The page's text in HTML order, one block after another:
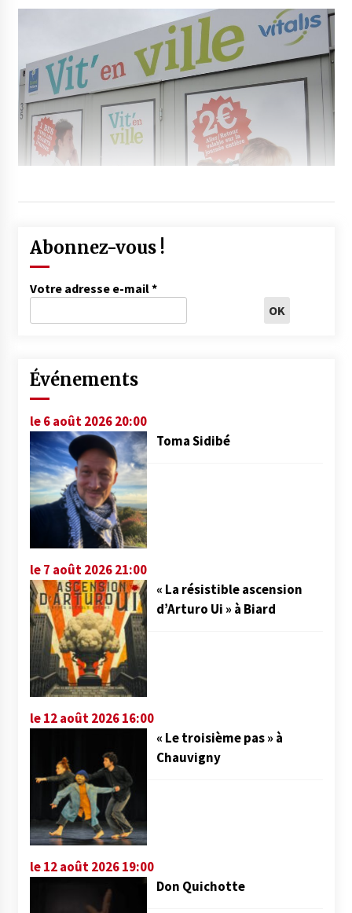
Abonnez-vous !
Votre adresse e-mail*
Événements
le 6 août 2026 20:00
Toma Sidibé
le 7 août 2026 21:00
« La résistible ascension
d’Arturo Ui » à Biard
le 12 août 2026 16:00
« Le troisième pas » à
Chauvigny
le 12 août 2026 19:00
Don Quichotte